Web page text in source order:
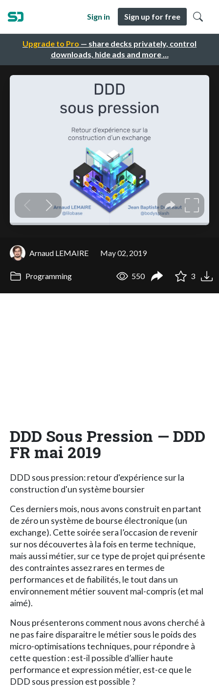
Upgrade to Pro — share decks privately, control
downloads, hide ads and more …
Sign in Sign up for free
Arnaud LEMAIRE May 02, 2019
Programming 550 3
DDD Sous Pression — DDD
FR mai 2019
DDD sous pression: retour d'expérience sur la
construction d'un système boursier
Ces derniers mois, nous avons construit en partant
de zéro un système de bourse électronique (un
exchange). Cette soirée sera l’occasion de revenir
sur nos découvertes à la fois en terme technique,
mais aussi métier, sur ce type de projet qui présente
des contraintes assez rares en termes de
performances et de fiabilités, le tout dans un
environnement métier souvent mal-compris (et mal
aimé).
Nous présenterons comment nous avons cherché à
ne pas faire disparaitre le métier sous le poids des
micro-optimisations techniques, pour répondre à
cette question : est-il possible d’allier haute
performance et expression métier, est-ce que le
DDD sous pression est possible ?